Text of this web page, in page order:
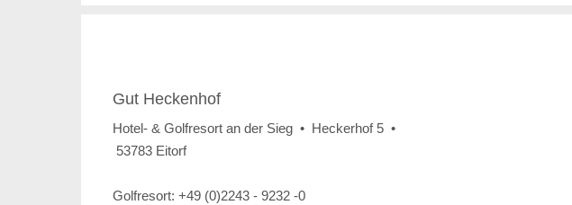
Gut Heckenhof
Hotel- & Golfresort an der Sieg • Heckerhof 5 •
53783 Eitorf
Golfresort: +49 (0)2243 - 9232 -0